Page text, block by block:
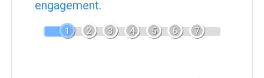
engagement.
1 2 3 4 5 6 7